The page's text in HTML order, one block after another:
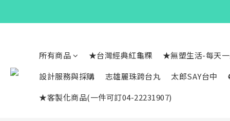
所有商品 ★台灣經典紅龜粿
★無塑生活-每天
設計服務與採購
志雄麗珠跨台丸 太郎SAY台中
★客製化商品(一件可訂04-22231907)